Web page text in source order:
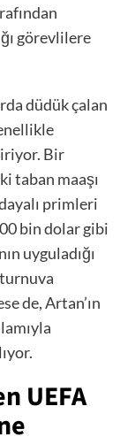
görevlilere
düdük çalan
Bir
taban maaşı
primleri
bin dolar gibi
uyguladığı
de, Artan’ın
UEFA